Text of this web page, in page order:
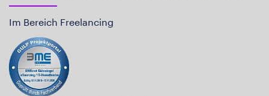
Im Bereich Freelancing